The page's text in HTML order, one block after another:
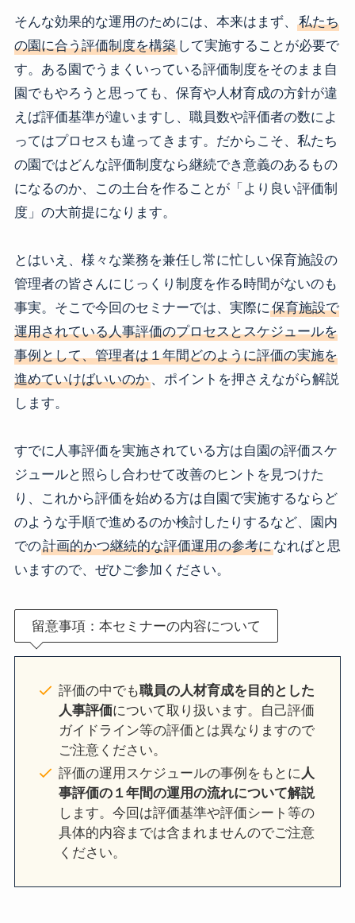
そんな効果的な運用のためには、本来はまず、
私たち
の園に合う評価制度を構築して実施することが必要で
す。ある園でうまくいっている評価制度をそのまま自
園でもやろうと思っても、保育や人材育成の方針が違
えば評価基準が違いますし、職員数や評価者の数によ
ってはプロセスも違ってきます。だからこそ、私たち
の園ではどんな評価制度なら継続でき意義のあるもの
になるのか、この土台を作ることが「より良い評価制
度」の大前提になります。
とはいえ、様々な業務を兼任し常に忙しい保育施設の
管理者の皆さんにじっくり制度を作る時間がないのも
事実。そこで今回のセミナーでは、実際に保育施設で
運用されている人事評価のプロセスとスケジュールを
事例として、管理者は１年間どのように評価の実施を
進めていけばいいのか、ポイントを押さえながら解説
します。
すでに人事評価を実施されている方は自園の評価スケ
ジュールと照らし合わせて改善のヒントを見つけた
り、これから評価を始める方は自園で実施するならど
のような手順で進めるのか検討したりするなど、園内
での計画的かつ継続的な評価運用の参考になればと思
いますので、ぜひご参加ください。
留意事項：本セミナーの内容について
評価の中でも職員の人材育成を目的とした
人事評価について取り扱います。自己評価
ガイドライン等の評価とは異なりますので
ご注意ください。
評価の運用スケジュールの事例をもとに人
事評価の１年間の運用の流れについて解説
します。今回は評価基準や評価シート等の
具体的内容までは含まれませんのでご注意
ください。